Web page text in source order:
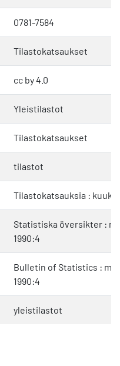
0781-7584
Tilastokatsaukset
cc by 4.0
Yleistilastot
Tilastokatsaukset
tilastot
Tilastokatsauksia :
Statistiska översikter :
1990:4
Bulletin of Statistics :
1990:4
yleistilastot